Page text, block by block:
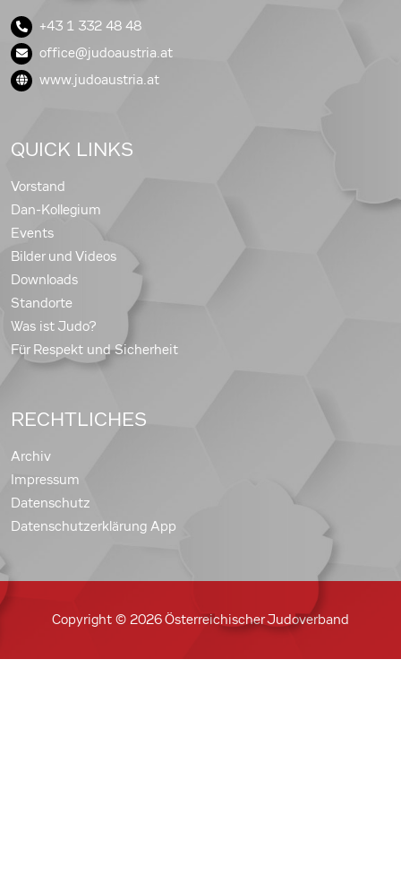
+43 1 332 48 48
office@judoaustria.at
www.judoaustria.at
QUICK LINKS
Vorstand
Dan-Kollegium
Events
Bilder und Videos
Downloads
Standorte
Was ist Judo?
Für Respekt und Sicherheit
RECHTLICHES
Archiv
Impressum
Datenschutz
Datenschutzerklärung App
Copyright © 2026 Österreichischer Judoverband